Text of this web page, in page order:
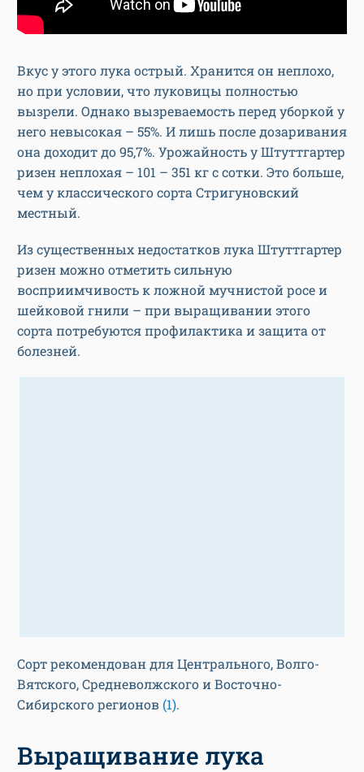
Вкус у этого лука острый. Хранится он неплохо,
но при условии, что луковицы полностью
вызрели. Однако вызреваемость перед уборкой у
него невысокая – 55%. И лишь после дозаривания
она доходит до 95,7%. Урожайность у Штуттгартер
ризен неплохая – 101 – 351 кг с сотки. Это больше,
чем у классического сорта Стригуновский
местный.
Из существенных недостатков лука Штуттгартер
ризен можно отметить сильную
восприимчивость к ложной мучнистой росе и
шейковой гнили – при выращивании этого
сорта потребуются профилактика и защита от
болезней.
Сорт рекомендован для Центрального, Волго-
Вятского, Средневолжского и Восточно-
Сибирского регионов (1).
Выращивание лука